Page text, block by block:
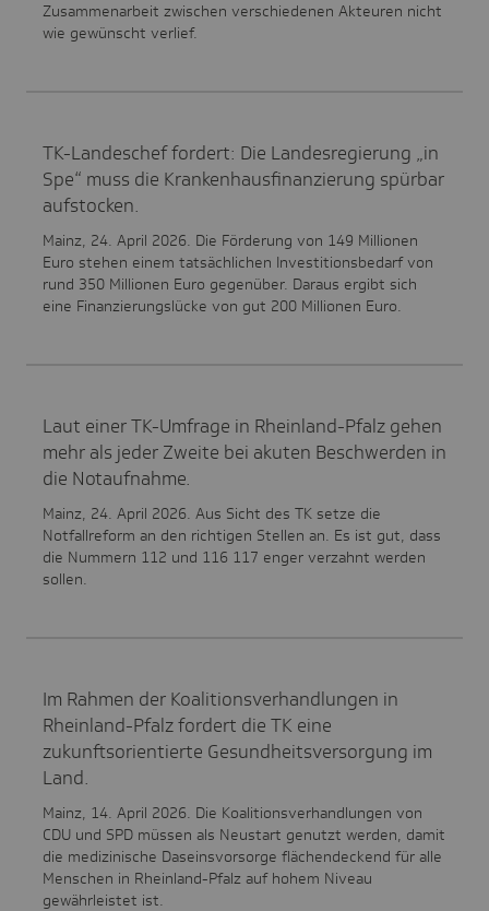
Zusammenarbeit zwischen verschiedenen Akteuren nicht
wie gewünscht verlief.
TK-Landeschef fordert: Die Landesregierung „in
Spe“ muss die Krankenhausfinanzierung spürbar
aufstocken.
Mainz, 24. April 2026. Die Förderung von 149 Millionen
Euro stehen einem tatsächlichen Investitionsbedarf von
rund 350 Millionen Euro gegenüber. Daraus ergibt sich
eine Finanzierungslücke von gut 200 Millionen Euro.
Laut einer TK-Umfrage in Rheinland-Pfalz gehen
mehr als jeder Zweite bei akuten Beschwerden in
die Notaufnahme.
Mainz, 24. April 2026. Aus Sicht des TK setze die
Notfallreform an den richtigen Stellen an. Es ist gut, dass
die Nummern 112 und 116 117 enger verzahnt werden
sollen.
Im Rahmen der Koalitionsverhandlungen in
Rheinland-Pfalz fordert die TK eine
zukunftsorientierte Gesundheitsversorgung im
Land.
Mainz, 14. April 2026. Die Koalitionsverhandlungen von
CDU und SPD müssen als Neustart genutzt werden, damit
die medizinische Daseinsvorsorge flächendeckend für alle
Menschen in Rheinland-Pfalz auf hohem Niveau
gewährleistet ist.